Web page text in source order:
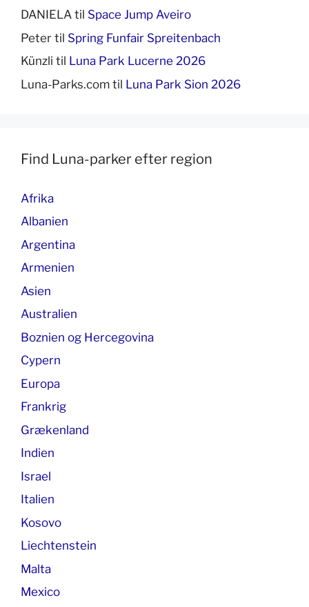
DANIELA til Space Jump Aveiro
Peter til Spring Funfair Spreitenbach
Künzli til Luna Park Lucerne 2026
Luna-Parks.com til Luna Park Sion 2026
Find Luna-parker efter region
Afrika
Albanien
Argentina
Armenien
Asien
Australien
Boznien og Hercegovina
Cypern
Europa
Frankrig
Grækenland
Indien
Israel
Italien
Kosovo
Liechtenstein
Malta
Mexico